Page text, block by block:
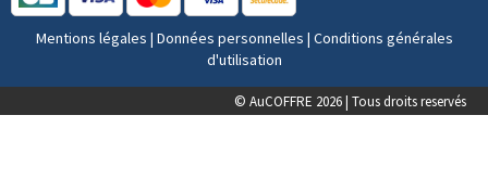
Mentions légales | Données personnelles | Conditions générales
d'utilisation
© AuCOFFRE 2026 | Tous droits reservés